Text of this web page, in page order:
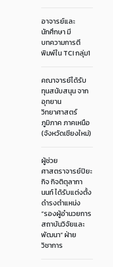
อาจารย์และ
นักศึกษา มี
บทความการตี
พิมพ์ใน TCI กลุ่ม1
คณาจารย์ได้รับ
ทุนสนับสนุน จาก
อุทยาน
วิทยาศาสตร์
ภูมิภาค ภาคเหนือ
(จังหวัดเชียงใหม่)
ผู้ช่วย
ศาสตราจารย์ปิยะ
กิจ กิจติตุลากา
นนท์ ได้รับแต่งตั้ง
ดำรงตำแหน่ง
“รองผู้อำนวยการ
สถาบันวิจัยและ
พัฒนา“ ฝ่าย
วิชาการ